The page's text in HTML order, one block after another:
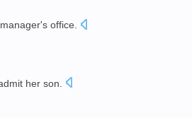
manager's office
her son